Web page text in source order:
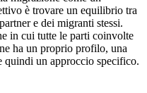
è trovare un equilibrio tra
e dei migranti stessi.
in cui tutte le parti coinvolte
ha un proprio profilo, una
quindi un approccio specifico.